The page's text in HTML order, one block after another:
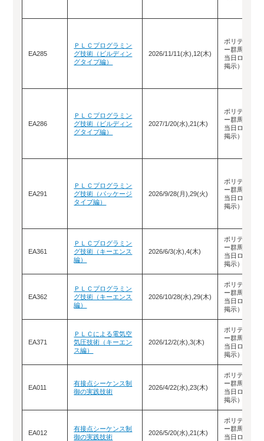
EA285
ＰＬＣプログラミン
グ技術（ビルディン
グタイプ編）
2026/11/11(水),12(木)
ポリテクセ
ー群馬（教
当日ロビー
掲示）
EA286
ＰＬＣプログラミン
グ技術（ビルディン
グタイプ編）
2027/1/20(水),21(木)
ポリテクセ
ー群馬（教
当日ロビー
掲示）
EA291
ＰＬＣプログラミン
グ技術（パッケージ
タイプ編）
2026/9/28(月),29(火)
ポリテクセ
ー群馬（教
当日ロビー
掲示）
EA361
ＰＬＣプログラミン
グ技術（キーエンス
編）
2026/6/3(水),4(木)
ポリテクセ
ー群馬（教
当日ロビー
掲示）
EA362
ＰＬＣプログラミン
グ技術（キーエンス
編）
2026/10/28(水),29(木)
ポリテクセ
ー群馬（教
当日ロビー
掲示）
EA371
ＰＬＣによる電気空
気圧技術（キーエン
ス編）
2026/12/2(水),3(木)
ポリテクセ
ー群馬（教
当日ロビー
掲示）
EA011
有接点シーケンス制
御の実践技術
2026/4/22(水),23(木)
ポリテクセ
ー群馬（教
当日ロビー
掲示）
EA012
有接点シーケンス制
御の実践技術
2026/5/20(水),21(木)
ポリテクセ
ー群馬（教
当日ロビー